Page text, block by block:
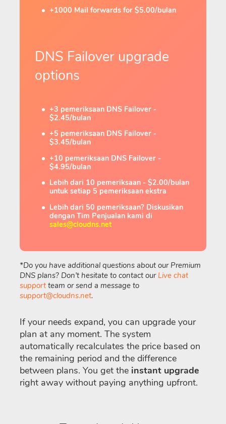
+1000 Mail forwards for $5.00/bulan
DNS Failover upgrade
options
+3 pemeriksaan DNS Failover -
$2.45/bulan
+5 pemeriksaan DNS Failover -
$3.45/bulan
+10 pemeriksaan DNS Failover -
$4.95/bulan
Lebih dari 10 pemeriksaan - $2.00/bulan
untuk setiap 5 pemeriksaan ekstra
Lebih dari 50 pemeriksaan? Diskusikan
dengan Tim Penjualan kami di
sales@cloudns.net
*Do you have additional questions about our Premium
DNS plans? Don’t hesitate to contact our Live chat
support team or send a message to
support@cloudns.net.
If your needs expand, you can upgrade your
plan at any moment. The system
automatically recalculates the price based on
the remaining period and the difference
between plans. You get the instant upgrade
right away without paying anything upfront.